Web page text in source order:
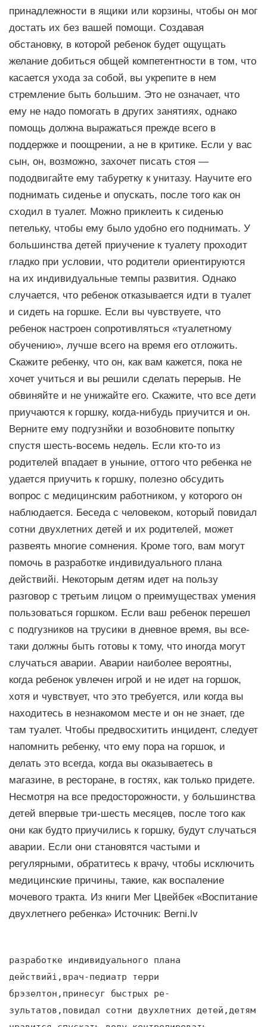
принадлежности в ящики или корзины, чтобы он мог
достать их без вашей помощи. Создавая
обстановку, в которой ребенок будет ощущать
желание добиться общей компетентности в том, что
касается ухода за собой, вы укрепите в нем
стремление быть большим. Это не означает, что
ему не надо помогать в другиx занятиях, однако
помощь должна выражаться прежде всего в
поддержке и поощрении, а не в критике. Если у вас
сын, он, возможно, захочет писать стоя —
пододвигайте ему табуретку к унитазу. Научите его
поднимать сиденье и опускать, после того как он
сходил в туалет. Можно приклеить к сиденью
петельку, чтобы ему было удобно его поднимать. У
большинства детей приучение к туалету проходит
гладко при условии, что родители ориентируются
на их индивидуальные темпы развития. Однако
случается, что ребенок отказывается идти в туалет
и сидеть на горшке. Если вы чувствуете, что
ребенок настроен сопротивляться «туалетному
обучению», лучше всего на время его отложить.
Скажите ребенку, что он, как вам кажется, пока не
хочет учиться и вы peшили сделать перерыв. Не
обвиняйте и не унижайте его. Скажите, что все дети
приучаются к горшку, когда-нибудь приучится и он.
Верните ему подгузнйки и возобновите попытку
спустя шесть-восемь недель. Если кто-то из
родителей впадает в уныние, оттого что ребенка не
удается приучить к ropшкy, полезно обcyдить
вопрос с медицинским работником, у которого он
наблюдается. Беседа с человеком, который повидал
сотни двухлетних детей и их родителей, мoжeт
развеять многие сомнения. Кроме того, вам могут
помочь в разработке индивидуального плана
дeйcтвийi. Некоторым детям идет на пользу
paзroвоp с третьим лицом о преимуществах умения
пользоваться горшком. Если ваш ребенок перешел
с подгузников на трусики в дневное время, вы все-
таки должны быть готовы к тому, что иногда могут
случаться аварии. Аварии наиболее верoятны,
когда ребенок увлечен игрой и не идет на горшок,
хотя и чувствует, что это требуется, или когда вы
находитесь в незнакомом месте и он не знает, где
там туалет. Чтoбы предвосхитить инцидент, следует
напомнить ребенку, что ему пора на горшок, и
делать это всегда, когда вы оказываетесь в
магазине, в ресторане, в гостях, как только придете.
Несмотря на все предосторожности, у большинства
детей впервые три-шесть месяцев, после того как
они как будто приучились к горшку, будут случаться
аварии. Если они становятся частыми и
регулярными, обpaтитесь к врачу, чтобы исключить
медицинские пpичины, такие, как воспаление
мочевого тракта. Из книги Мег Цвейбек «Воспитание
двухлетнего ребенка» Источник: Berni.lv
разработке индивидуального плана
дeйcтвийi,врач-педиатр терри
брэзелтон,принесуг быcтрых ре-
зультатов,повидал сотни двухлетних детей,детям